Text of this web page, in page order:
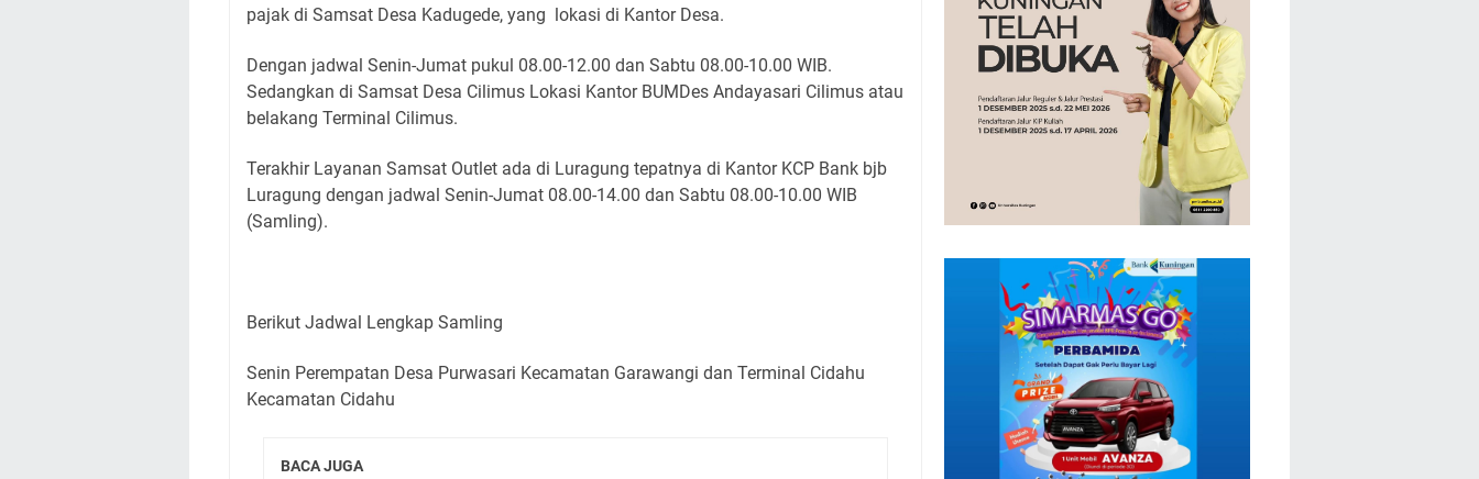
pajak di Samsat Desa Kadugede, yang lokasi di Kantor Desa.
Dengan jadwal Senin-Jumat pukul 08.00-12.00 dan Sabtu 08.00-10.00 WIB.
Sedangkan di Samsat Desa Cilimus Lokasi Kantor BUMDes Andayasari Cilimus atau
belakang Terminal Cilimus.
Terakhir Layanan Samsat Outlet ada di Luragung tepatnya di Kantor KCP Bank bjb
Luragung dengan jadwal Senin-Jumat 08.00-14.00 dan Sabtu 08.00-10.00 WIB
(Samling).
Berikut Jadwal Lengkap Samling
Senin Perempatan Desa Purwasari Kecamatan Garawangi dan Terminal Cidahu
Kecamatan Cidahu
BACA JUGA